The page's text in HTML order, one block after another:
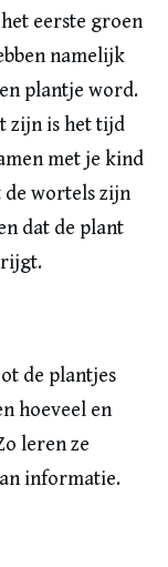
eerste groen
namelijk
plantje word.
zijn is het tijd
met je kind
de wortels zijn
dat de plant
de plantjes
hoeveel en
leren ze
informatie.